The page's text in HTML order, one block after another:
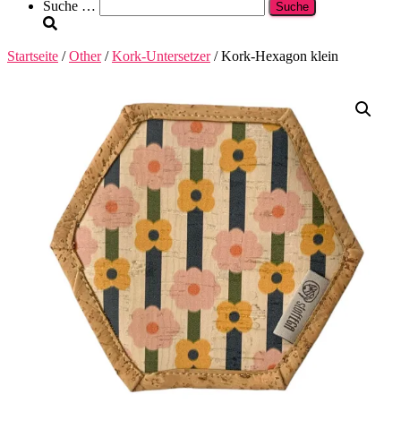
Suche
nach:
Suche …
Startseite /Other/Kork-Untersetzer/ Kork-Hexagon klein